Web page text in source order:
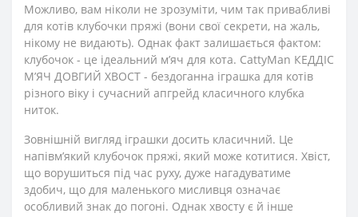
Можливо, вам ніколи не зрозуміти, чим так привабливі
для котів клубочки пряжі (вони свої секрети, на жаль,
нікому не видають). Однак факт залишається фактом:
клубочок - це ідеальний м’яч для кота. CattyMan КЕДДІС
М’ЯЧ ДОВГИЙ ХВОСТ - бездоганна іграшка для котів
різного віку і сучасний апгрейд класичного клубка
ниток.
Зовнішній вигляд іграшки досить класичний. Це
напівм’який клубочок пряжі, який може котитися. Хвіст,
що ворушиться під час руху, дуже нагадуватиме
здобич, що для маленького мисливця означає
особливий знак до погоні. Однак хвосту є й інше